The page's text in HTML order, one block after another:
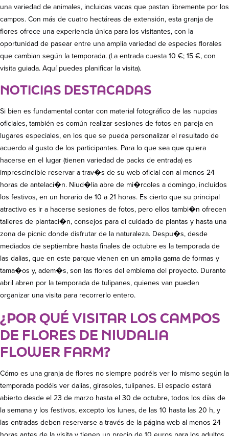
una variedad de animales, incluidas vacas que pastan libremente por los
campos. Con más de cuatro hectáreas de extensión, esta granja de
flores ofrece una experiencia única para los visitantes, con la
oportunidad de pasear entre una amplia variedad de especies florales
que cambian según la temporada. (La entrada cuesta 10 €; 15 €, con
visita guiada. Aquí puedes planificar la visita).
NOTICIAS DESTACADAS
Si bien es fundamental contar con material fotográfico de las nupcias
oficiales, también es común realizar sesiones de fotos en pareja en
lugares especiales, en los que se pueda personalizar el resultado de
acuerdo al gusto de los participantes. Para lo que sea que quiera
hacerse en el lugar (tienen variedad de packs de entrada) es
imprescindible reservar a trav�s de su web oficial con al menos 24
horas de antelaci�n. Niud�lia abre de mi�rcoles a domingo, incluidos
los festivos, en un horario de 10 a 21 horas. Es cierto que su principal
atractivo es ir a hacerse sesiones de fotos, pero ellos tambi�n ofrecen
talleres de plantaci�n, consejos para el cuidado de plantas y hasta una
zona de picnic donde disfrutar de la naturaleza. Despu�s, desde
mediados de septiembre hasta finales de octubre es la temporada de
las dalias, que en este parque vienen en un amplia gama de formas y
tama�os y, adem�s, son las flores del emblema del proyecto. Durante
abril abren por la temporada de tulipanes, quienes van pueden
organizar una visita para recorrerlo entero.
¿POR QUÉ VISITAR LOS CAMPOS
DE FLORES DE NIUDALIA
FLOWER FARM?
Cómo es una granja de flores no siempre podréis ver lo mismo según la
temporada podéis ver dalias, girasoles, tulipanes. El espacio estará
abierto desde el 23 de marzo hasta el 30 de octubre, todos los días de
la semana y los festivos, excepto los lunes, de las 10 hasta las 20 h, y
las entradas deben reservarse a través de la página web al menos 24